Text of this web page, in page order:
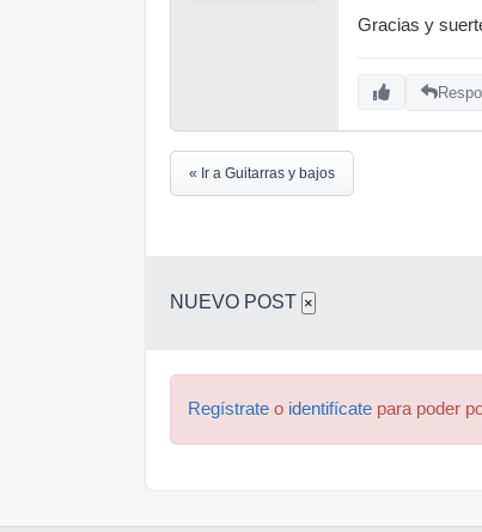
Gracias y
« Ir a Guitarras y bajos
NUEVO POST ×
Regístrate o identifícate para poder